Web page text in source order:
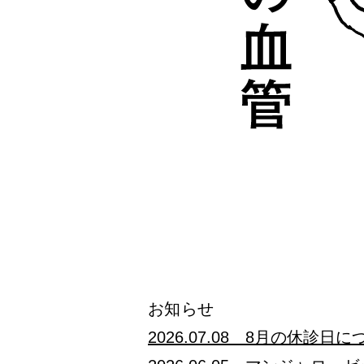
お知らせ
2026.07.08 8月の休診日に